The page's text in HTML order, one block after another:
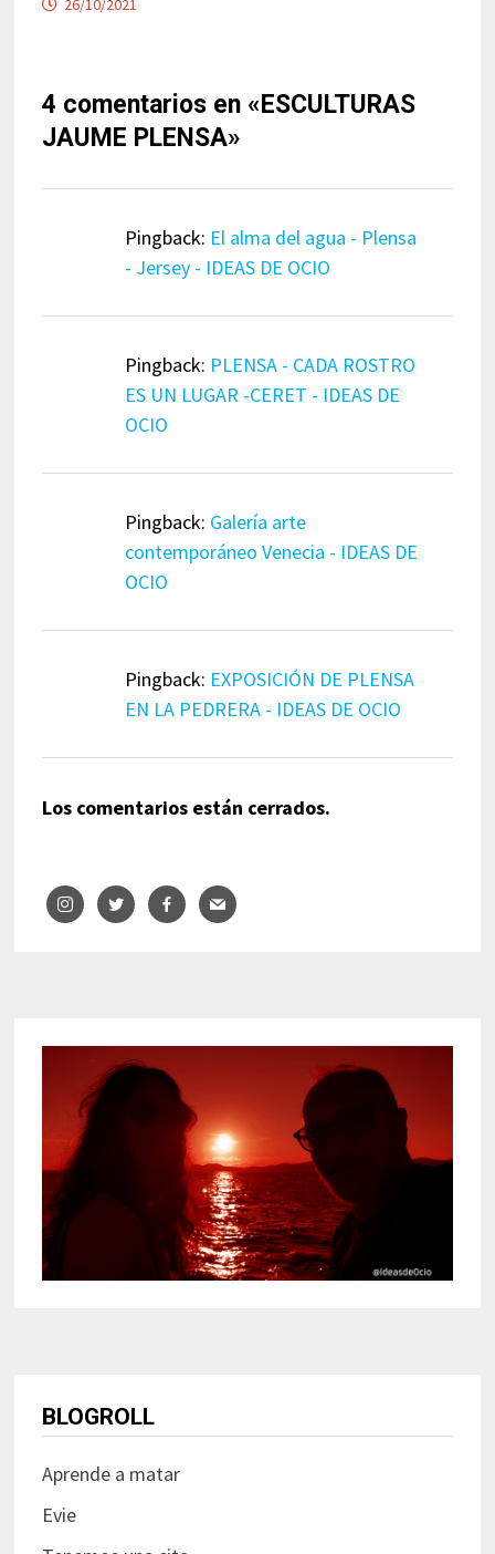
4 comentarios en «ESCULTURAS
JAUME PLENSA»
Pingback: El alma del agua - Plensa
- Jersey - IDEAS DE OCIO
Pingback: PLENSA - CADA ROSTRO
ES UN LUGAR -CERET - IDEAS DE
OCIO
Pingback: Galería arte
contemporáneo Venecia - IDEAS DE
OCIO
Pingback: EXPOSICIÓN DE PLENSA
EN LA PEDRERA - IDEAS DE OCIO
Los comentarios están cerrados.
BLOGROLL
Aprende a matar
Evie